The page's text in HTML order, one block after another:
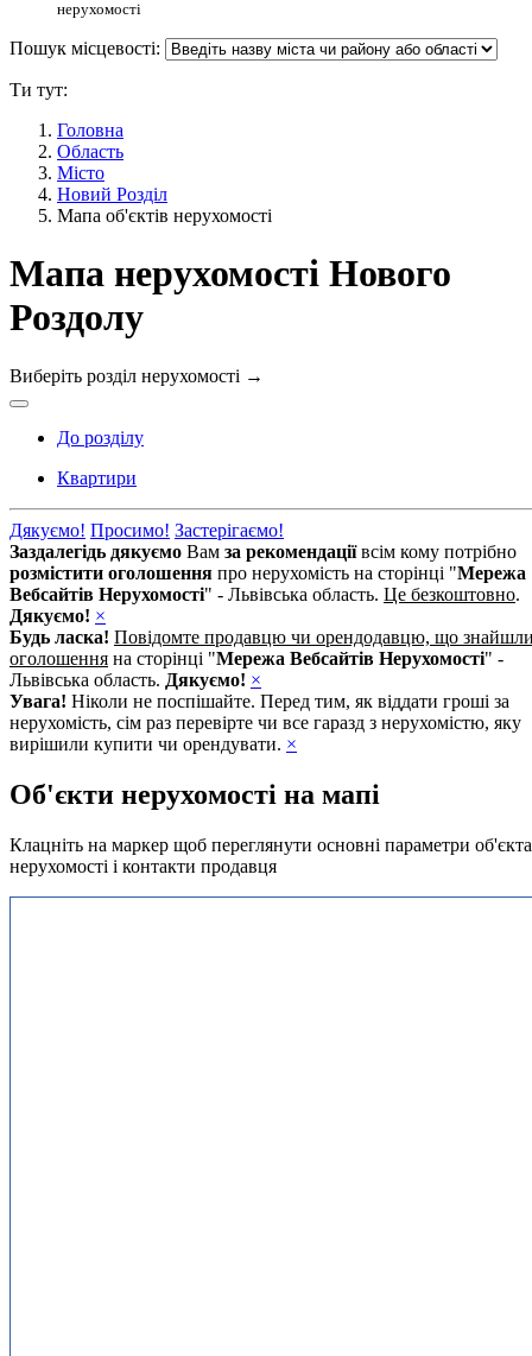
нерухомості
Пошук місцевості:
Ти тут:
Головна
Область
Місто
Новий Розділ
Мапа об'єктів нерухомості
Мапа нерухомості Нового
Роздолу
Виберіть розділ нерухомості →
До розділу
Квартири
Дякуємо! Просимо! Застерігаємо!
Заздалегідь дякуємо Вам за рекомендаціївсім кому потрібно
розмістити оголошення про нерухомість на сторінці "Мережа
Вебсайтів Нерухомості" - Львівська область. Це безкоштовно.
Дякуємо! ×
Будь ласка! Повідомте продавцю чи орендодавцю, що
оголошення на сторінці "Мережа Вебсайтів Нерухомості" -
Львівська область. Дякуємо! ×
Увага! Ніколи не поспішайте. Перед тим, як віддати гроші за
нерухомість, сім раз перевірте чи все гаразд з нерухомістю, яку
вирішили купити чи орендувати. ×
Об'єкти нерухомості на мапі
Клацніть на маркер щоб переглянути основні параметри об'єкта
нерухомості і контакти продавця